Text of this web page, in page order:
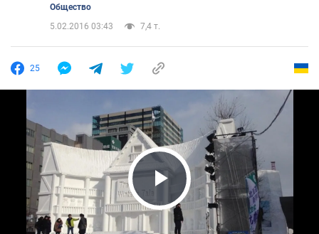
Общество
5.02.2016 03:43
7,4 т.
25
Play Video